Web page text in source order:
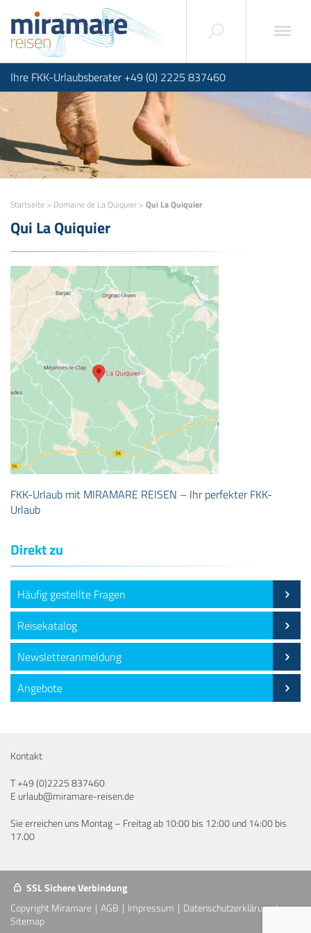
Ihre FKK-Urlaubsberater +49 (0) 2225 837460
Startseite > Domaine de La Quiquier > Qui La Quiquier
Qui La Quiquier
FKK-Urlaub mit MIRAMARE REISEN – Ihr perfekter FKK-
Urlaub
Direkt zu
Häufig gestellte Fragen
Reisekatalog
Newsletteranmeldung
Angebote
Kontakt
T+49 (0)2225 837460
E urlaub@miramare-reisen.de
Sie erreichen uns Montag – Freitag ab 10:00 bis 12:00 und 14:00 bis
17.00
SSL Sichere Verbindung
Copyright Miramare
AGB Impressum
Datenschutzerklärung
Sitemap